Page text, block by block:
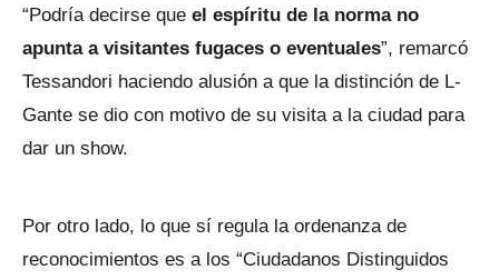
“Podría decirse que el espíritu de la norma no
apunta a visitantes fugaces o eventuales”, remarcó
Tessandori haciendo alusión a que la distinción de L-
Gante se dio con motivo de su visita a la ciudad para
dar un show.
Por otro lado, lo que sí regula la ordenanza de
reconocimientos es a los “Ciudadanos Distinguidos